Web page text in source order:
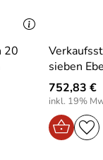
20
sieben
752,83 €
inkl. 19%